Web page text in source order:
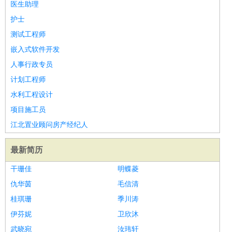
医生助理
护士
测试工程师
嵌入式软件开发
人事行政专员
计划工程师
水利工程设计
项目施工员
江北置业顾问房产经纪人
最新简历
干珊佳
明蝶菱
仇华茵
毛信清
桂琪珊
季川涛
伊芬妮
卫欣沐
武晓宛
汝玮轩